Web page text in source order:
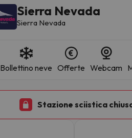
Sierra Nevada
Sierra Nevada
Bollettino neve Offerte Webcam
Stazione sciistica